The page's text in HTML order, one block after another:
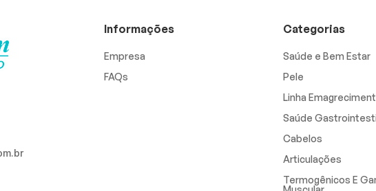
Informações
Empresa
FAQs
Categorias
Saúde e Bem Estar
Pele
Linha
Saúde
Cabelos
Articulações
Termogênicos E